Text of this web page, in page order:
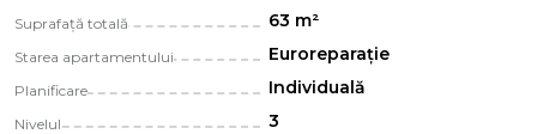
Suprafață totală 63 m²
Starea apartamentului Euroreparație
Planificare Individuală
Nivelul 3